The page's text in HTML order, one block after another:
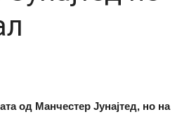
од Манчестер Јунајтед, но на